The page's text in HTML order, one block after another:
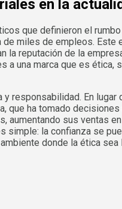
en la
que definieron el
miles de empleos.
reputación de la
una marca que es ética,
responsabilidad. En
ha tomado
sus ventas
la confianza se
donde la ética sea